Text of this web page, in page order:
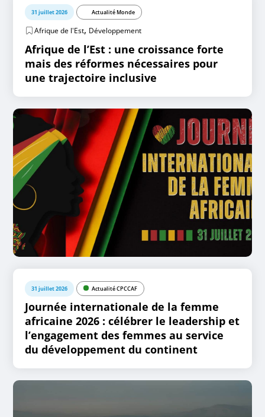
31 juillet 2026 Actualité Monde
Afrique de l'Est, Développement
Afrique de l’Est : une croissance forte
mais des réformes nécessaires pour
une trajectoire inclusive
31 juillet 2026 Actualité CPCCAF
Journée internationale de la femme
africaine 2026 : célébrer le leadership et
l’engagement des femmes au service
du développement du continent